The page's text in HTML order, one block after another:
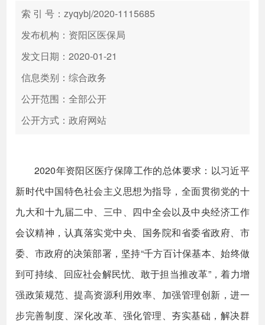
政务服务
高效办成一件事
索 引 号：zyqybj/2020-1115685
发布机构：资阳区医保局
发文日期：2020-01-21
信息类别：综合政务
公开范围：全部公开
公开方式：政府网站
2020年资阳区医疗保障工作的总体要求：以习近平
新时代中国特色社会主义思想为指导，全面贯彻党的十
九大和十九届二中、三中、四中全会以及中央经济工作
会议精神，认真落实党中央、国务院和省委省政府、市
委、市政府的决策部署，坚持“千方百计保基本、始终做
到可持续、回应社会解民忧、敢于担当推改革”，着力增
强政策规范、提高资源利用效率、加强管理创新，进一
步完善制度、深化改革、强化管理、夯实基础，解决群